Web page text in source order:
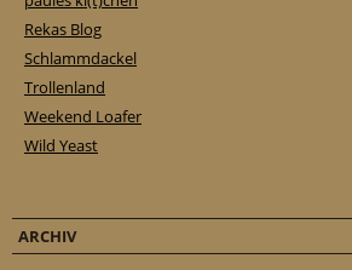
Rekas Blog
Schlammdackel
Trollenland
Weekend Loafer
Wild Yeast
ARCHIV